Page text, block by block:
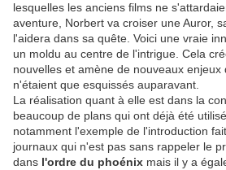
lesquelles les anciens films ne
aventure, Norbert va croiser une Auror,
l'aidera dans sa quête. Voici une vraie
un moldu au centre de l'intrigue. Cela
nouvelles et amène de nouveaux enjeux
n'étaient que esquissés auparavant.
La réalisation quant à elle est dans la
beaucoup de plans qui ont déjà été
notamment l'exemple de l'introduction
journaux qui n'est pas sans rappeler le
dans l'ordre du phoénix mais il y a